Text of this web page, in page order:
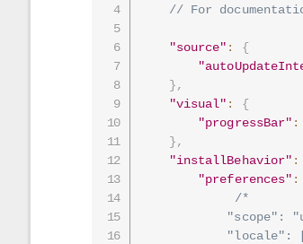
// For
"source" :
{
},
"visual" :
{
"progressBar" :
},
"installBehavior" :
"preferences" :
/*
"scope":
"locale":